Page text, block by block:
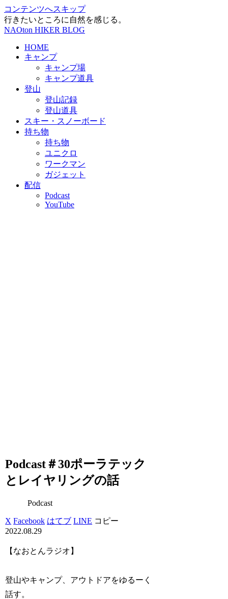
コンテンツへスキップ
行きたいところに自然を感じる。
NAOton HIKER BLOG
HOME
キャンプ
キャンプ場
キャンプ道具
登山
登山記録
登山道具
スキー・スノーボード
持ち物
持ち物
ユニクロ
ワークマン
ガジェット
配信
Podcast
YouTube
Podcast＃30ポーラテック
とレイヤリングの話
Podcast
X Facebook はてブ LINE コピー
2022.08.29
【なおとんラジオ】
登山やキャンプ、アウトドアをゆるーく
話す。